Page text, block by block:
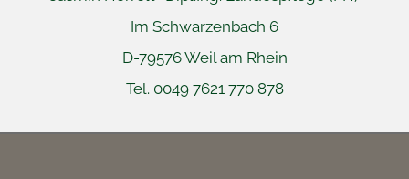
Im Schwarzenbach 6
D-79576 Weil am Rhein
Tel. 0049 7621 770 878